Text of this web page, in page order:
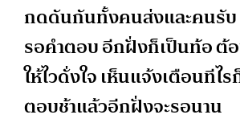
กดดันกันทั้งคนส่งและคนรับ
รอคำตอบ อีกฝั่งก็เป็นท้อ
ให้ไวดั่งใจ เห็นแจ้งเตือนทีไ
ตอบช้าแล้วอีกฝั่งจะรอนาน